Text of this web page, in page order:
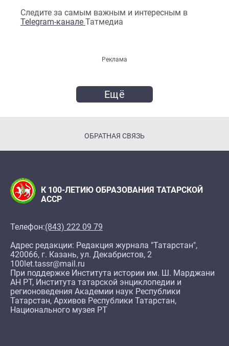
Следите за самым важным и интересным в
Telegram-канале Татмедиа
Реклама
Ещё
ОБРАТНАЯ СВЯЗЬ
К 100-ЛЕТИЮ ОБРАЗОВАНИЯ ТАТАРСКОЙ
АССР
Телефон:(843) 222 09 79
Адрес редакции: Редакция журнала "Татарстан",
420066, г. Казань, ул. Декабристов, 2
100let.tassr@mail.ru
При поддержке Института истории им. Ш. Марджани
АН РТ, Института татарской энциклопедии и
регионоведения Академии наук Республики
Татарстан, Архивов Республики Татарстан,
Национального музея РТ